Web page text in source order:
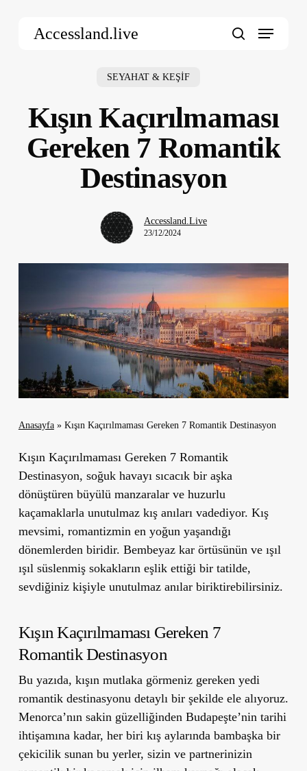
Accessland.live Menu
SEYAHAT & KEŞİF
Kışın Kaçırılmaması
Gereken 7 Romantik
Destinasyon
Accessland.Live
23/12/2024
Anasayfa» Kışın Kaçırılmaması Gereken 7 Romantik Destinasyon
Kışın Kaçırılmaması Gereken 7 Romantik
Destinasyon, soğuk havayı sıcacık bir aşka
dönüştüren büyülü manzaralar ve huzurlu
kaçamaklarla unutulmaz kış anıları vadediyor. Kış
mevsimi, romantizmin en yoğun yaşandığı
dönemlerden biridir. Bembeyaz kar örtüsünün ve ışıl
ışıl süslenmiş sokakların eşlik ettiği bir tatilde,
sevdiğiniz kişiyle unutulmaz anılar biriktirebilirsiniz.
Kışın Kaçırılmaması Gereken 7
Romantik Destinasyon
Bu yazıda, kışın mutlaka görmeniz gereken yedi
romantik destinasyonu detaylı bir şekilde ele alıyoruz.
Menorca’nın sakin güzelliğinden Budapeşte’nin tarihi
ihtişamına kadar, her biri kış aylarında bambaşka bir
çekicilik sunan bu yerler, sizin ve partnerinizin